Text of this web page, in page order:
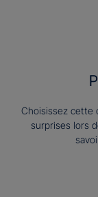
Choisissez cette
surprises lors